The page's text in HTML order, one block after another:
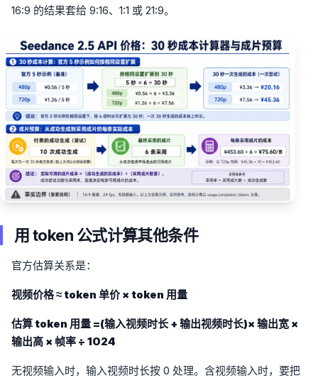
16:9 的结果套给 9:16、1:1 或 21:9。
用 token 公式计算其他条件
官方估算关系是：
视频价格 ≈ token 单价 × token 用量
估算 token 用量 =(输入视频时长 + 输出视频时长)× 输出宽 ×
输出高 × 帧率 ÷ 1024
无视频输入时，输入视频时长按 0 处理。含视频输入时，要把